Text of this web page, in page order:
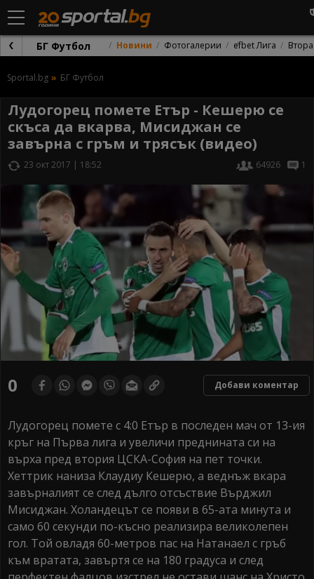
БГ Футбол Новини Фотогалерии efbet Лига
Sportal.bg БГ Футбол
Лудогорец помете Етър - Кешерю се
скъса да вкарва, Мисиджан се
завърна с гръм и трясък (видео)
23 окт 2017 | 18:52 64926 1
0 Добави коментар
Лудогорец помете с 4:0 Етър в последен мач от 13-ия
кръг на Първа лига и увеличи преднината си на
върха пред втория ЦСКА-София на пет точки.
Хеттрик наниза Клаудиу Кешерю, а веднъж вкара
завърналият се след дълго отсъствие Върджил
Мисиджан. Холандецът се появи в 65-ата минута и
само 60 секунди по-късно реализира великолепен
гол. Той овладя 60-метров пас на Натанаел с гръб
към вратата, завъртя се на 180 градуса и след